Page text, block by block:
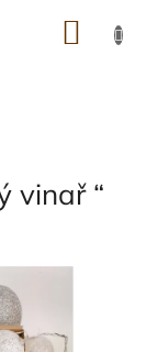
vinař “